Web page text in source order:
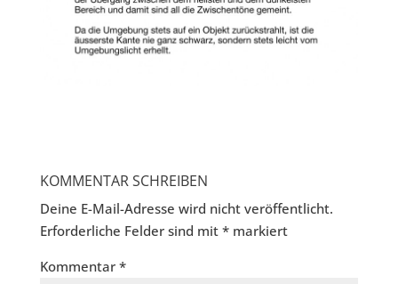
KOMMENTAR SCHREIBEN
Deine E-Mail-Adresse wird nicht veröffentlicht.
Erforderliche Felder sind mit *markiert
Kommentar *